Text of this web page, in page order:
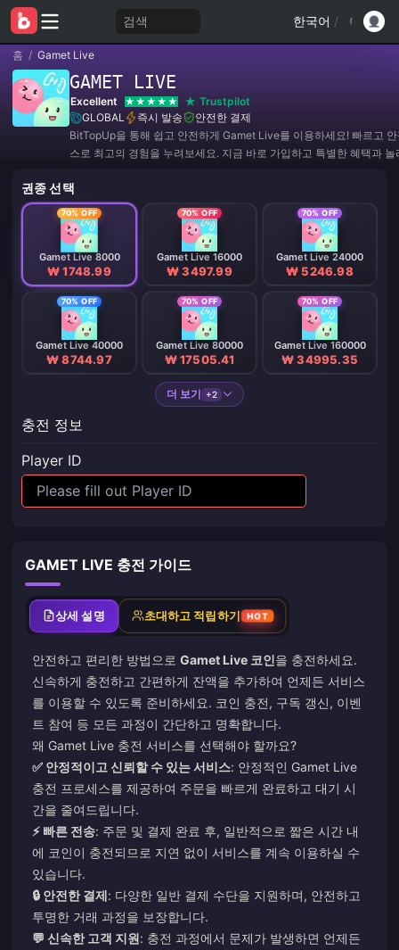
검색 한국어 /
홈 / Gamet Live
GAMET LIVE
Excellent
Trustpilot
GLOBAL
즉시 발송
안전한 결제
BitTopUp을 통해 쉽고 안전하게 Gamet Live를 이용하세요! 빠르고
스로 최고의 경험을 누려보세요. 지금 바로 가입하고 특별한 혜택과 놀
권종 선택
70% OFF
Gamet Live 8000
₩ 1748.99
70% OFF
Gamet Live 16000
₩ 3497.99
70% OFF
Gamet Live 24000
₩ 5246.98
70% OFF
Gamet Live 40000
₩ 8744.97
70% OFF
Gamet Live 80000
₩ 17505.41
70% OFF
Gamet Live 160000
₩ 34995.35
더 보기 +2
충전 정보
Player ID
GAMET LIVE 충전 가이드
상세 설명 초대하고 적립하기 HOT
안전하고 편리한 방법으로 Gamet Live 코인을 충전하세요.
신속하게 충전하고 간편하게 잔액을 추가하여 언제든 서비스
를 이용할 수 있도록 준비하세요. 코인 충전, 구독 갱신, 이벤
트 참여 등 모든 과정이 간단하고 명확합니다.
왜 Gamet Live 충전 서비스를 선택해야 할까요?
✅ 안정적이고 신뢰할 수 있는 서비스: 안정적인 Gamet Live
충전 프로세스를 제공하여 주문을 빠르게 완료하고 대기 시
간을 줄여드립니다.
⚡ 빠른 전송: 주문 및 결제 완료 후, 일반적으로 짧은 시간 내
에 코인이 충전되므로 지연 없이 서비스를 계속 이용하실 수
있습니다.
🔒 안전한 결제: 다양한 일반 결제 수단을 지원하며, 안전하고
투명한 거래 과정을 보장합니다.
💬 신속한 고객 지원: 충전 과정에서 문제가 발생하면 언제든